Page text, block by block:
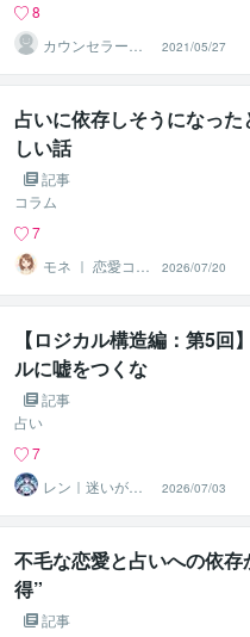
8
カウンセラー佐
藤愛
2021/05/27
占いに依存しそうになっ
しい話
記事
コラム
7
モネ ｜ 恋愛コラ
ムニスト・占い
師
2026/07/20
【ロジカル構造編：第5回
ルに嘘をつくな
記事
占い
7
レン｜迷いが自
信に変わる魂の
守護霊鑑定
2026/07/03
不毛な恋愛と占いへの依存
得”
記事